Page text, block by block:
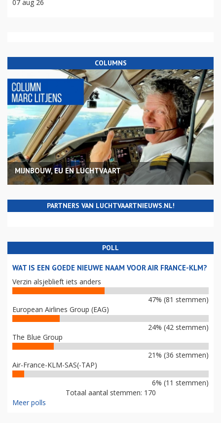
07 aug 26
COLUMNS
MIJNBOUW, EU EN LUCHTVAART
PARTNERS VAN LUCHTVAARTNIEUWS.NL!
POLL
WAT IS EEN GOEDE NIEUWE NAAM VOOR AIR FRANCE-KLM?
Verzin alsjeblieft iets anders
47% (81 stemmen)
European Airlines Group (EAG)
24% (42 stemmen)
The Blue Group
21% (36 stemmen)
Air-France-KLM-SAS(-TAP)
6% (11 stemmen)
Totaal aantal stemmen: 170
Meer polls